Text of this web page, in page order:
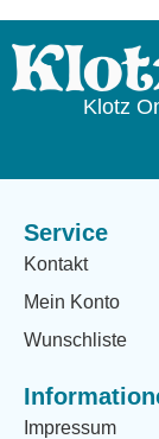
Klotz
Service
Kontakt
Mein Konto
Wunschliste
Impressum